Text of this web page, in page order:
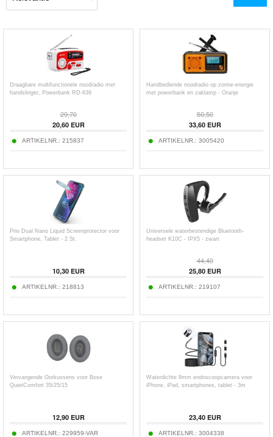
Draagbare multifunctionele noodradio met
handslinger, Powerbank RD-639
29,70
20,60EUR
ARTIKELNR.: 215837
Handbediende noodradio op zonne-energie
met powerbank en zaklamp - Oranje
50,50
33,60EUR
ARTIKELNR.: 3005420
Prio Dual Nano Liquid Screenprotector voor
Smartphone, Tablet - 2 St.
10,30EUR
ARTIKELNR.: 218813
Universele waterbestendige Bluetooth-
headset K10C - IPX5 - zwart
44,40
25,80EUR
ARTIKELNR.: 219107
Vervangende Oorkussens voor Bose
QuietComfort 35/25/15
12,90EUR
ARTIKELNR.: 229959-VAR
Waterdichte 8mm endoscoopcamera voor
iPhone, iPad, smartphones, tablet - 3m
23,40EUR
ARTIKELNR.: 3004338